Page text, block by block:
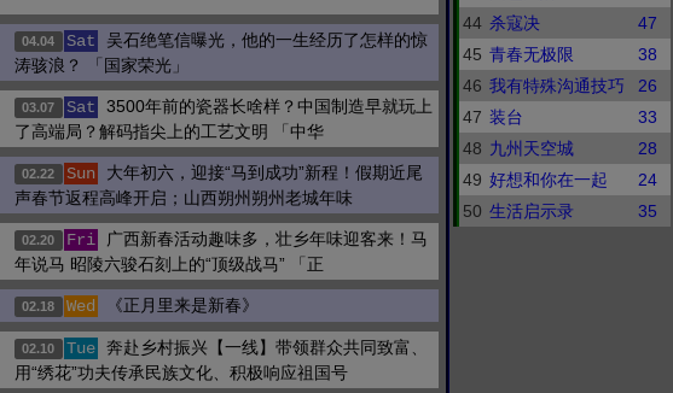
04.04 Sat
吴石绝笔信曝光，他的一生经历了怎样的惊
涛骇浪？ 「国家荣光」
03.07 Sat
3500年前的瓷器长啥样？中国制造早就玩上
了高端局？解码指尖上的工艺文明 「中华
02.22 Sun
大年初六，迎接“马到成功”新程！假期近尾
声春节返程高峰开启；山西朔州朔州老城年味
02.20 Fri
广西新春活动趣味多，壮乡年味迎客来！马
年说马 昭陵六骏石刻上的“顶级战马” 「正
02.18 Wed 《正月里来是新春》
02.10 Tue 奔赴乡村振兴【一线】带领群众共同致富、
用“绣花”功夫传承民族文化、积极响应祖国号
44 杀寇决
47
45 青春无极限
38
46 我有特殊沟通技巧
26
47 装台
33
48 九州天空城
28
49 好想和你在一起
24
50 生活启示录 35